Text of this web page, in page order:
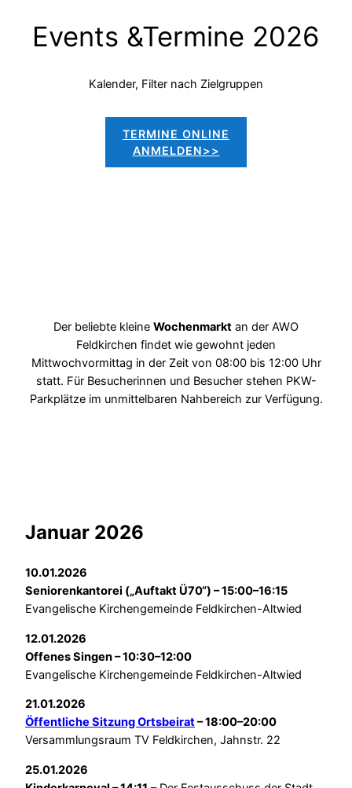
Events &Termine 2026
Kalender, Filter nach Zielgruppen
TERMINE ONLINE
ANMELDEN>>
Der beliebte kleine Wochenmarkt an der AWO
Feldkirchen findet wie gewohnt jeden
Mittwochvormittag in der Zeit von 08:00 bis 12:00 Uhr
statt. Für Besucherinnen und Besucher stehen PKW-
Parkplätze im unmittelbaren Nahbereich zur Verfügung.
Januar 2026
10.01.2026
Seniorenkantorei („Auftakt Ü70“) – 15:00–16:15
Evangelische Kirchengemeinde Feldkirchen-Altwied
12.01.2026
Offenes Singen – 10:30–12:00
Evangelische Kirchengemeinde Feldkirchen-Altwied
21.01.2026
Öffentliche Sitzung Ortsbeirat– 18:00–20:00
Versammlungsraum TV Feldkirchen, Jahnstr. 22
25.01.2026